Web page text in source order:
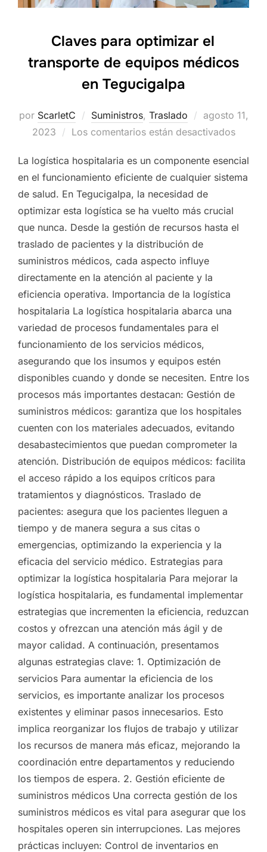
Claves para optimizar el
transporte de equipos médicos
en Tegucigalpa
por ScarletC Suministros, Traslado
Publicado
el
agosto 11,
2023
Los comentarios están desactivados
La logística hospitalaria es un componente esencial
en el funcionamiento eficiente de cualquier sistema
de salud. En Tegucigalpa, la necesidad de
optimizar esta logística se ha vuelto más crucial
que nunca. Desde la gestión de recursos hasta el
traslado de pacientes y la distribución de
suministros médicos, cada aspecto influye
directamente en la atención al paciente y la
eficiencia operativa. Importancia de la logística
hospitalaria La logística hospitalaria abarca una
variedad de procesos fundamentales para el
funcionamiento de los servicios médicos,
asegurando que los insumos y equipos estén
disponibles cuando y donde se necesiten. Entre los
procesos más importantes destacan: Gestión de
suministros médicos: garantiza que los hospitales
cuenten con los materiales adecuados, evitando
desabastecimientos que puedan comprometer la
atención. Distribución de equipos médicos: facilita
el acceso rápido a los equipos críticos para
tratamientos y diagnósticos. Traslado de
pacientes: asegura que los pacientes lleguen a
tiempo y de manera segura a sus citas o
emergencias, optimizando la experiencia y la
eficacia del servicio médico. Estrategias para
optimizar la logística hospitalaria Para mejorar la
logística hospitalaria, es fundamental implementar
estrategias que incrementen la eficiencia, reduzcan
costos y ofrezcan una atención más ágil y de
mayor calidad. A continuación, presentamos
algunas estrategias clave: 1. Optimización de
servicios Para aumentar la eficiencia de los
servicios, es importante analizar los procesos
existentes y eliminar pasos innecesarios. Esto
implica reorganizar los flujos de trabajo y utilizar
los recursos de manera más eficaz, mejorando la
coordinación entre departamentos y reduciendo
los tiempos de espera. 2. Gestión eficiente de
suministros médicos Una correcta gestión de los
suministros médicos es vital para asegurar que los
hospitales operen sin interrupciones. Las mejores
prácticas incluyen: Control de inventarios en